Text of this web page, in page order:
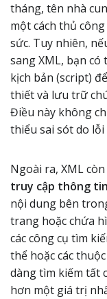
tháng, tên nhà
một cách thủ
sức. Tuy nhiên,
sang XML, bạn
kịch bản (script)
thiết và lưu trữ
Điều này không
thiểu sai sót do
Ngoài ra, XML
truy cập thông tin
nội dung bên
trang hoặc chứa
các công cụ tìm
thể hoặc các
dàng tìm kiếm tất
hơn một giá trị